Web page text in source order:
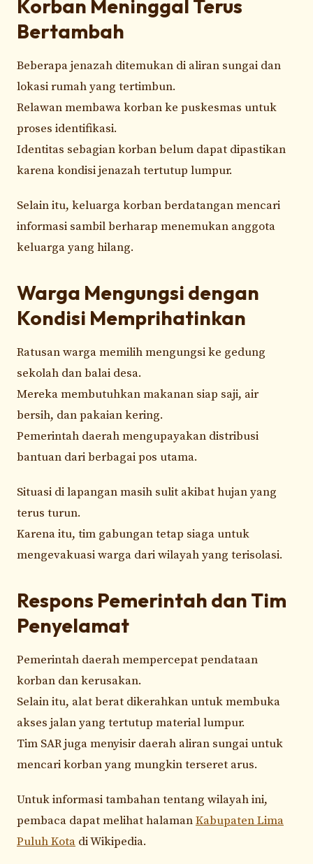
Korban Meninggal Terus
Bertambah
Beberapa jenazah ditemukan di aliran sungai dan
lokasi rumah yang tertimbun.
Relawan membawa korban ke puskesmas untuk
proses identifikasi.
Identitas sebagian korban belum dapat dipastikan
karena kondisi jenazah tertutup lumpur.
Selain itu, keluarga korban berdatangan mencari
informasi sambil berharap menemukan anggota
keluarga yang hilang.
Warga Mengungsi dengan
Kondisi Memprihatinkan
Ratusan warga memilih mengungsi ke gedung
sekolah dan balai desa.
Mereka membutuhkan makanan siap saji, air
bersih, dan pakaian kering.
Pemerintah daerah mengupayakan distribusi
bantuan dari berbagai pos utama.
Situasi di lapangan masih sulit akibat hujan yang
terus turun.
Karena itu, tim gabungan tetap siaga untuk
mengevakuasi warga dari wilayah yang terisolasi.
Respons Pemerintah dan Tim
Penyelamat
Pemerintah daerah mempercepat pendataan
korban dan kerusakan.
Selain itu, alat berat dikerahkan untuk membuka
akses jalan yang tertutup material lumpur.
Tim SAR juga menyisir daerah aliran sungai untuk
mencari korban yang mungkin terseret arus.
Untuk informasi tambahan tentang wilayah ini,
pembaca dapat melihat halamanKabupaten Lima
Puluh Kota di Wikipedia.